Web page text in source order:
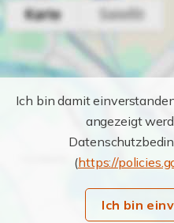
Ich bin damit
angezeigt
(https://
Ich bin